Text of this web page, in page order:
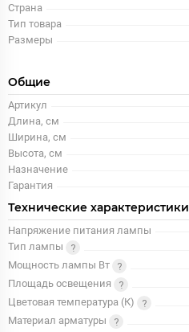
Страна
Тип товара
Размеры
Общие
Артикул
Длина, см
Ширина, см
Высота, см
Назначение
Гарантия
Технические характеристики
Напряжение питания лампы
Тип лампы
Мощность лампы Вт
Площадь освещения
Цветовая температура (К)
Материал арматуры